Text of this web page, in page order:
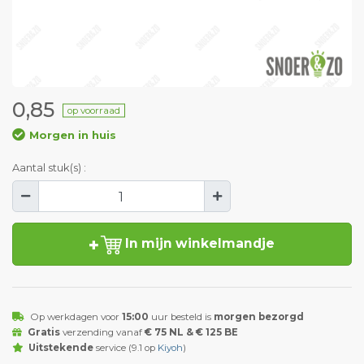
0,85 op voorraad
Morgen in huis
Aantal stuk(s) :
In mijn winkelmandje
Op werkdagen voor 15:00 uur besteld is morgen bezorgd
Gratisverzending vanaf € 75 NL & € 125 BE
Uitstekendeservice (9.1 op Kiyoh)